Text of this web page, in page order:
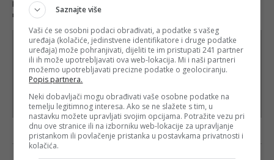
komentar bez najave i objašnjenja. Mišljenja iznešena u komentarima nisu stavovi
redakcije web portala Depo.ba!
Saznajte više
Vaši će se osobni podaci obrađivati, a podatke s vašeg
uređaja (kolačiće, jedinstvene identifikatore i druge podatke
uređaja) može pohranjivati, dijeliti te im pristupati 241 partner
ili ih može upotrebljavati ova web-lokacija. Mi i naši partneri
možemo upotrebljavati precizne podatke o geolociranju.
Popis partnera.
Neki dobavljači mogu obrađivati vaše osobne podatke na
temelju legitimnog interesa. Ako se ne slažete s tim, u
nastavku možete upravljati svojim opcijama. Potražite vezu pri
dnu ove stranice ili na izborniku web-lokacije za upravljanje
pristankom ili povlačenje pristanka u postavkama privatnosti i
kolačića.